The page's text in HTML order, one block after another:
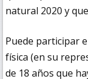
natural 2020 y
Puede participar
física (en su
de 18 años que